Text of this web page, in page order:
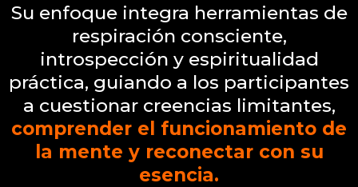
Su enfoque integra herramientas de
respiración consciente,
introspección y espiritualidad
práctica, guiando a los participantes
a cuestionar creencias limitantes,
comprender el funcionamiento de
la mente y reconectar con su
esencia.